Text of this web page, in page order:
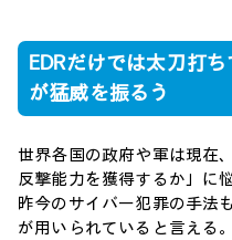
EDRだけでは太刀打
が猛威を振るう
世界各国の政府や軍は現在
反撃能力を獲得するか」に
昨今のサイバー犯罪の手法
が用いられていると言える